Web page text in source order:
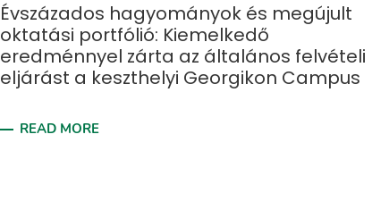
Évszázados hagyományok és megújult
oktatási portfólió: Kiemelkedő
eredménnyel zárta az általános felvételi
eljárást a keszthelyi Georgikon Campus
READ MORE